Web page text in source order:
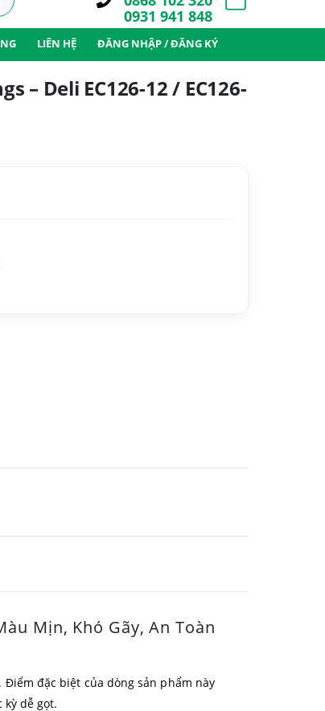
0931 941 848
LIÊN HỆ ĐĂNG NHẬP / ĐĂNG KÝ
– Deli EC126-12 / EC126-
Mịn, Khó Gãy, An Toàn
. Điểm đặc biệt của dòng sản phẩm này
dễ gọt.